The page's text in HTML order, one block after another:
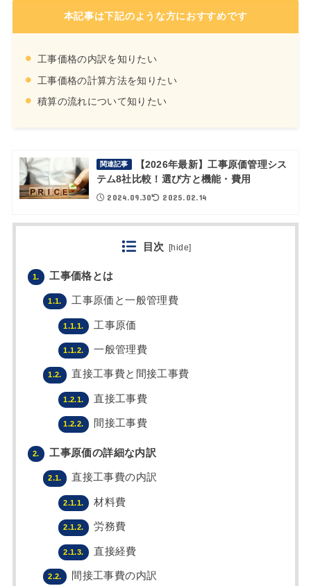
本記事は下記のような方におすすめです
工事価格の内訳を知りたい
工事価格の計算方法を知りたい
積算の流れについて知りたい
関連記事
【2026年最新】工事原価管理シス
テム8社比較！選び方と機能・費用
2024.09.30 2025.02.14
目次 [hide]
1. 工事価格とは
1.1. 工事原価と一般管理費
1.1.1. 工事原価
1.1.2. 一般管理費
1.2. 直接工事費と間接工事費
1.2.1. 直接工事費
1.2.2. 間接工事費
2. 工事原価の詳細な内訳
2.1. 直接工事費の内訳
2.1.1. 材料費
2.1.2. 労務費
2.1.3. 直接経費
2.2. 間接工事費の内訳